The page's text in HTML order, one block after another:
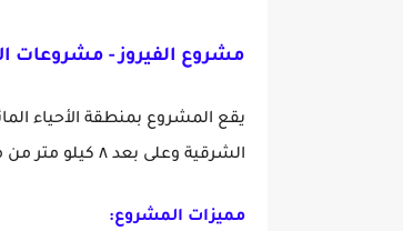
مشروع الفيروز - مشروعات
يقع المشروع بمنطقة الأحياء
الشرقية وعلى بعد ٨ كيلو متر من منتجع الجونة – محافظة البحر الأحمر.
مميزات المشروع: